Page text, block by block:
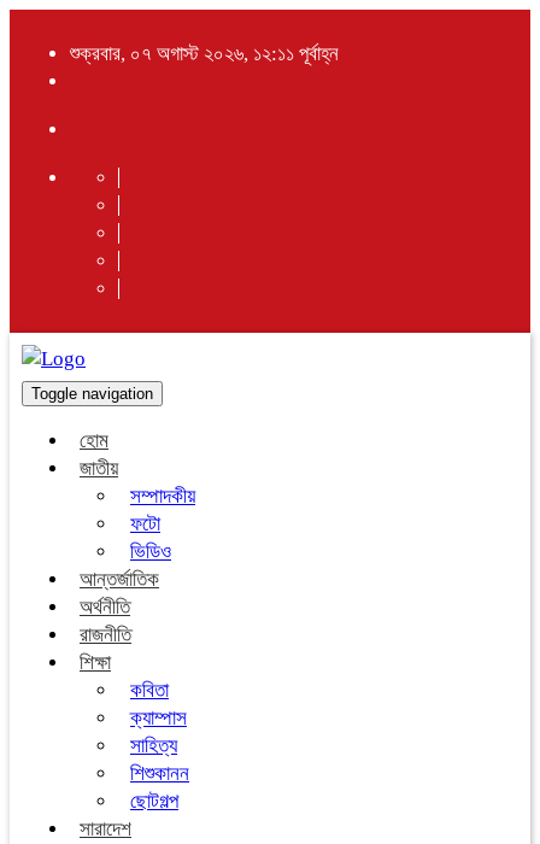
শুক্রবার, ০৭ অগাস্ট ২০২৬, ১২:১১ পূর্বাহ্ন
Toggle navigation
হোম
জাতীয়
সম্পাদকীয়
ফটো
ভিডিও
আন্তর্জাতিক
অর্থনীতি
রাজনীতি
শিক্ষা
কবিতা
ক্যাম্পাস
সাহিত্য
শিশুকানন
ছোটগল্প
সারাদেশ